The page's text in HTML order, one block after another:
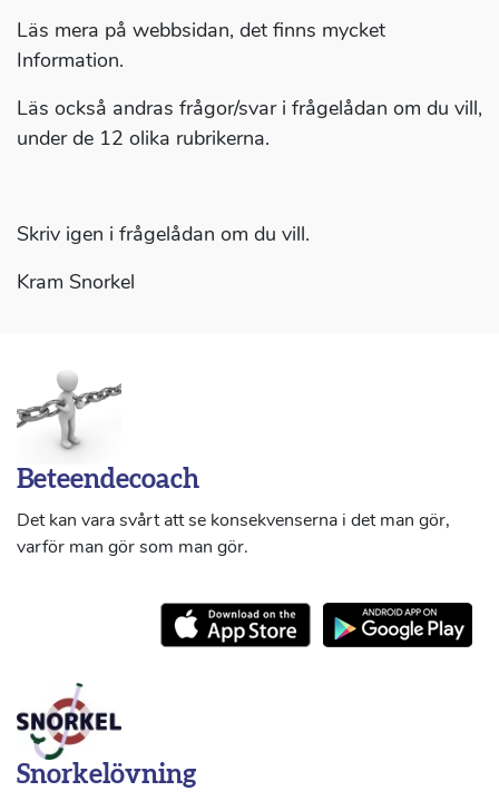
Läs mera på webbsidan, det finns mycket
Information.
Läs också andras frågor/svar i frågelådan om du vill,
under de 12 olika rubrikerna.
Skriv igen i frågelådan om du vill.
Kram Snorkel
Beteendecoach
Det kan vara svårt att se konsekvenserna i det man gör,
varför man gör som man gör.
Snorkelövning